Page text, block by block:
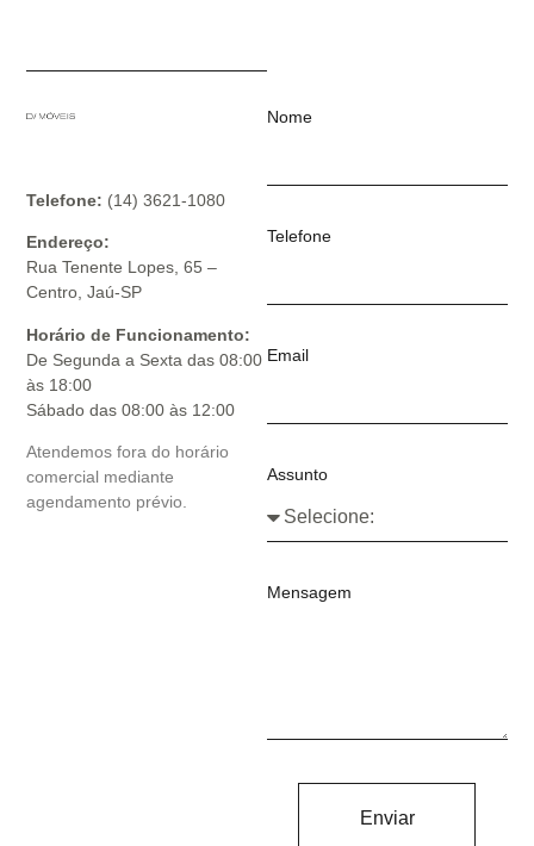
Telefone: (14) 3621-1080
Endereço:
Rua Tenente Lopes, 65 –
Centro, Jaú-SP
Horário de Funcionamento:
De Segunda a Sexta das 08:00
às 18:00
Sábado das 08:00 às 12:00
Atendemos fora do horário
comercial mediante
agendamento prévio.
Nome
Telefone
Email
Assunto
Mensagem
Enviar